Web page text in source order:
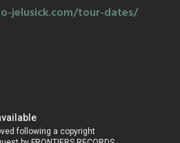
jelusick.com/tour-dates/